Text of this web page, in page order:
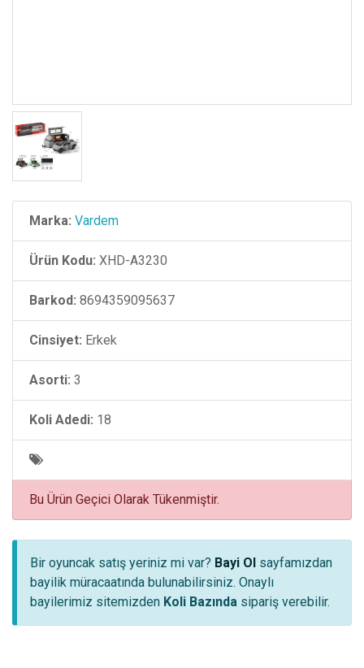
Marka: Vardem
Ürün Kodu: XHD-A3230
Barkod: 8694359095637
Cinsiyet: Erkek
Asorti: 3
Koli Adedi: 18
Bu Ürün Geçici Olarak Tükenmiştir.
Bir oyuncak satış yeriniz mi var? Bayi Ol sayfamızdan
bayilik müracaatında bulunabilirsiniz. Onaylı
bayilerimiz sitemizden Koli Bazında sipariş verebilir.